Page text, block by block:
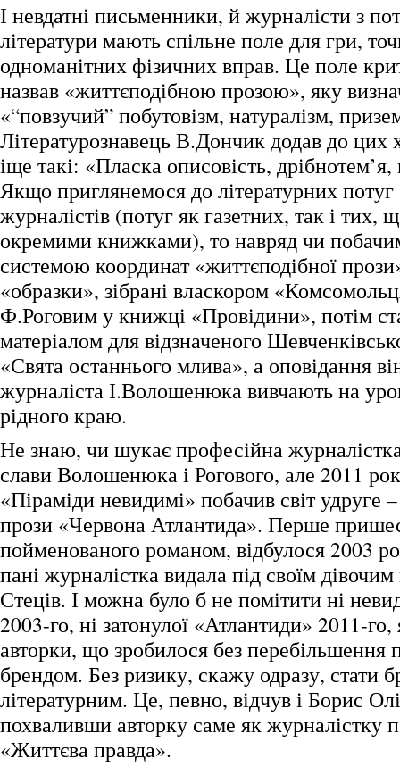
І невдатні письменники, й журналісти з
літератури мають спільне поле для гри,
одноманітних фізичних вправ. Це поле
назвав «життєподібною прозою», яку
«“повзучий” побутовізм, натуралізм,
Літературознавець В.Дончик додав до цих
іще такі: «Пласка описовість, дрібнотем’я,
Якщо приглянемося до літературних
журналістів (потуг як газетних, так і тих,
окремими книжками), то навряд чи
системою координат «життєподібної
«образки», зібрані власкором
Ф.Роговим у книжці «Провідини», потім
матеріалом для відзначеного
«Свята останнього млива», а оповідання
журналіста І.Волошенюка вивчають на
рідного краю.
Не знаю, чи шукає професійна
слави Волошенюка і Рогового, але 2011
«Піраміди невидимі» побачив світ удруге
прози «Червона Атлантида». Перше
пойменованого романом, відбулося 2003
пані журналістка видала під своїм
Стеців. І можна було б не помітити ні
2003-го, ні затонулої «Атлантиди» 2011-го,
авторки, що зробилося без перебільшення
брендом. Без ризику, скажу одразу, стати
літературним. Це, певно, відчув і Борис
похваливши авторку саме як журналістку
«Життєва правда».